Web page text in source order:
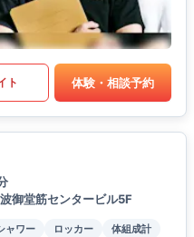
ト 体験・相談予約
御堂筋センタービル5F
ャワー ロッカー
体組成計